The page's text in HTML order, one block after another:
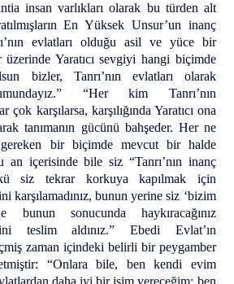
insan varlıkları olarak bu türden alt
En Yüksek Unsur’un inanç
evlatları olduğu asil ve yüce bir
Yaratıcı sevgiyi hangi biçimde
bizler, Tanrı’nın evlatları olarak
“Her kim Tanrı’nın
karşılarsa, karşılığında Yaratıcı ona
tanımanın gücünü bahşeder. Her ne
bir biçimde mevcut bir halde
an içerisinde bile siz “Tanrı’nın inanç
siz tekrar korkuya kapılmak için
karşılamadınız, bunun yerine siz ‘bizim
bunun sonucunda haykıracağınız
teslim aldınız.” Ebedi Evlat’ın
zaman içindeki belirli bir peygamber
“Onlara bile, ben kendi evim